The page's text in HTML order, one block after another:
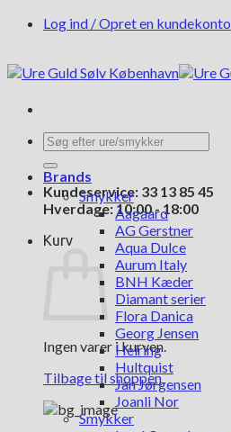
FortsætLog ind / Opret en kundekonto
Søg
efter:
Kundeservice: 33 13 85 45
Hverdage: 10:00 - 18:00
Kurv
Ingen varer i kurven.
Tilbage til shoppen
Brands
Smykker
Aagaard
AG Gerstner
Aqua Dulce
Aurum Italy
BNH Kæder
Diamant serier
Flora Danica
Georg Jensen
Heiring
Hultquist
Jan Jørgensen
Joanli Nor
Smykker